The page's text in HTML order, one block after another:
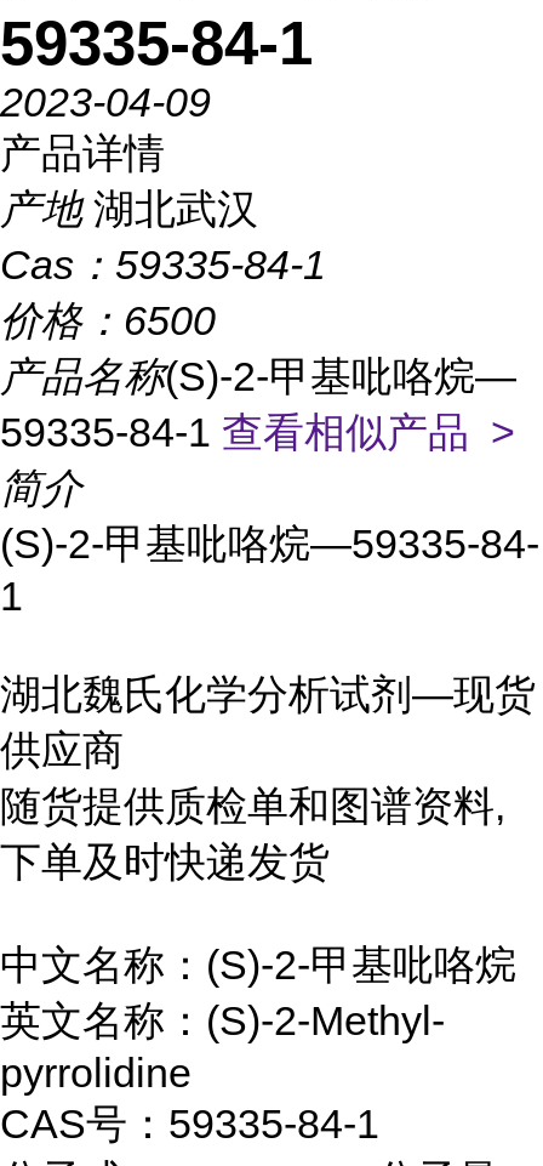
59335-84-1
2023-04-09
产品详情
产地 湖北武汉
Cas： 59335-84-1
价格： 6500
产品名称(S)-2-甲基吡咯烷—
59335-84-1 查看相似产品 >
简介
(S)-2-甲基吡咯烷—59335-84-
1
湖北魏氏化学分析试剂—现货
供应商
随货提供质检单和图谱资料,
下单及时快递发货
中文名称：(S)-2-甲基吡咯烷
英文名称：(S)-2-Methyl-
pyrrolidine
CAS号：59335-84-1